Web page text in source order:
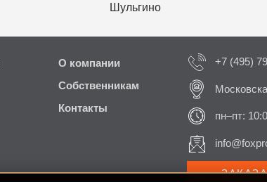
Шульгино
О компании
Собственникам
Контакты
+7 (495)
пн–пт: